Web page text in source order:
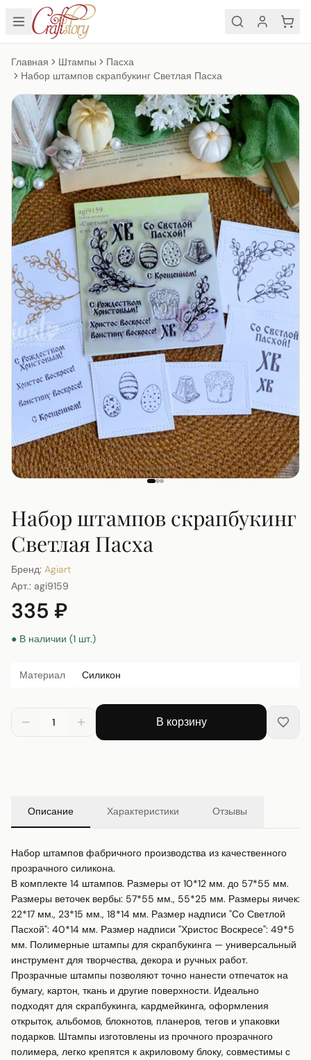
Главная Штампы
Пасха
Набор штампов скрапбукинг Светлая Пасха
Набор штампов скрапбукинг
Светлая Пасха
Бренд: Agiart
Арт.: agi9159
335 ₽
● В наличии (1 шт.)
Материал Силикон
1 В корзину
Описание Характеристики Отзывы
Набор штампов фабричного производства из качественного
прозрачного силикона.
В комплекте 14 штампов. Размеры от 10*12 мм. до 57*55 мм.
Размеры веточек вербы: 57*55 мм., 55*25 мм. Размеры яичек:
22*17 мм., 23*15 мм., 18*14 мм. Размер надписи "Со Светлой
Пасхой": 40*14 мм. Размер надписи "Христос Воскресе": 49*5
мм. Полимерные штампы для скрапбукинга — универсальный
инструмент для творчества, декора и ручных работ.
Прозрачные штампы позволяют точно нанести отпечаток на
бумагу, картон, ткань и другие поверхности. Идеально
подходят для скрапбукинга, кардмейкинга, оформления
открыток, альбомов, блокнотов, планеров, тегов и упаковки
подарков. Штампы изготовлены из прочного прозрачного
полимера, легко крепятся к акриловому блоку, совместимы с